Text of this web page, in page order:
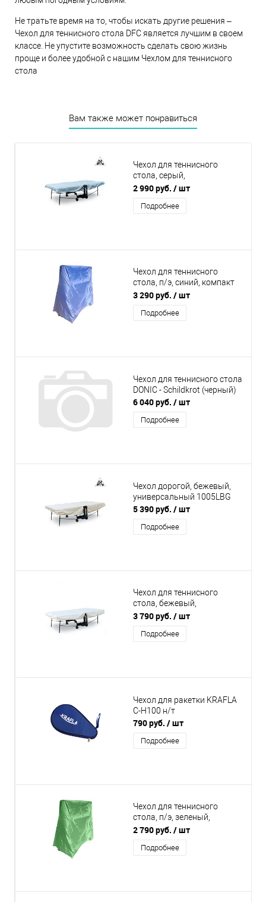
Не тратьте время на то, чтобы искать другие решения –
Чехол для теннисного стола DFC является лучшим в своем
классе. Не упустите возможность сделать свою жизнь
проще и более удобной с нашим Чехлом для теннисного
стола
Вам также может понравиться
Чехол для теннисного
стола, серый,
универсальный 1005GR
2 990 руб. / шт
Подробнее
Чехол для теннисного
стола, п/э, синий, компакт
сборка
3 290 руб. / шт
Подробнее
Чехол для теннисного стола
DONIC - Schildkrot (черный)
6 040 руб. / шт
Подробнее
Чехол дорогой, бежевый,
универсальный 1005LBG
5 390 руб. / шт
Подробнее
Чехол для теннисного
стола, бежевый,
универсальный 1005BG
3 790 руб. / шт
Подробнее
Чехол для ракетки KRAFLA
C-H100 н/т
790 руб. / шт
Подробнее
Чехол для теннисного
стола, п/э, зеленый,
компакт сборка
2 790 руб. / шт
Подробнее